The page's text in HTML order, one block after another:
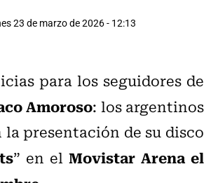
23 de marzo de 2026 - 12:13
para los seguidores de
Amoroso: los argentinos
presentación de su disco
” en el Movistar Arena el